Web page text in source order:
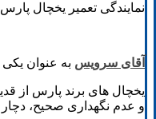
نمایندگی تعمیر یخچال
آقای سرویس به عنوان یکی
یخچال های برند پارس از
و عدم نگهداری صحیح،